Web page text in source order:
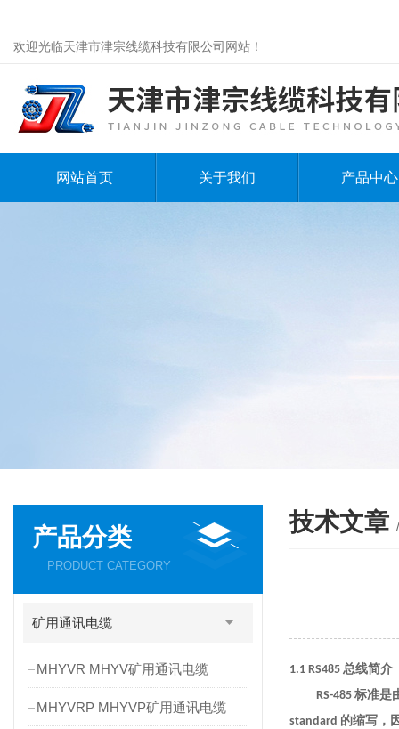
欢迎光临天津市津宗线缆科技有限公司网站！
网站首页 关于我们 产品中心
产品分类
PRODUCT CATEGORY
矿用通讯电缆
MHYVR MHYV矿用通讯电缆
MHYVRP MHYVP矿用通讯电缆
技术文章
1.1 RS485 总线简介
RS-485 标准是
standard 的缩写，